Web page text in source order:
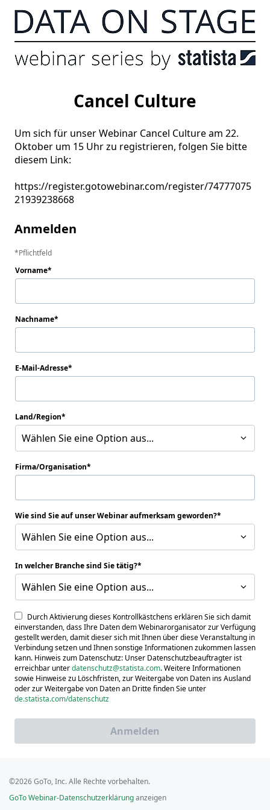
Cancel Culture
Um sich für unser Webinar Cancel Culture am 22.
Oktober um 15 Uhr zu registrieren, folgen Sie bitte
diesem Link:
https://register.gotowebinar.com/register/74777075
21939238668
Anmelden
Pflichtfeld
Vorname
Nachname
E-Mail-Adresse
Land/Region
Wählen Sie eine Option aus...
Firma/Organisation
Wie sind Sie auf unser Webinar aufmerksam geworden?
Wählen Sie eine Option aus...
In welcher Branche sind Sie tätig?
Wählen Sie eine Option aus...
Durch Aktivierung dieses Kontrollkästchens erklären Sie sich damit
einverstanden, dass Ihre Daten dem Webinarorganisator zur Verfügung
gestellt werden, damit dieser sich mit Ihnen über diese Veranstaltung in
Verbindung setzen und Ihnen sonstige Informationen zukommen lassen
kann. Hinweis zum Datenschutz: Unser Datenschutzbeauftragter ist
erreichbar unterdatenschutz@statista.com. Weitere Informationen
sowie Hinweise zu Löschfristen, zur Weitergabe von Daten ins Ausland
oder zur Weitergabe von Daten an Dritte finden Sie unter
de.statista.com/datenschutz
Anmelden
©2026 GoTo, Inc. Alle Rechte vorbehalten.
GoTo Webinar-Datenschutzerklärunganzeigen